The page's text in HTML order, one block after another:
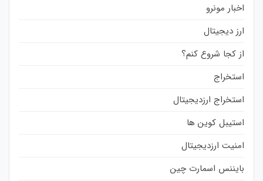
اخبار مونرو
ارز دیجیتال
از کجا شروع کنم؟
استخراج
استخراج ارزدیجیتال
استیبل کوین ها
امنیت ارزدیجیتال
بایننس اسمارت چین